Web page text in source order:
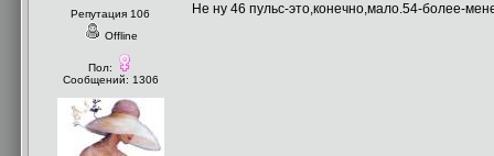
Репутация 106
Offline
Пол:
Сообщений: 1306
Не ну 46 пульс-это,конечно,мало.54-более-